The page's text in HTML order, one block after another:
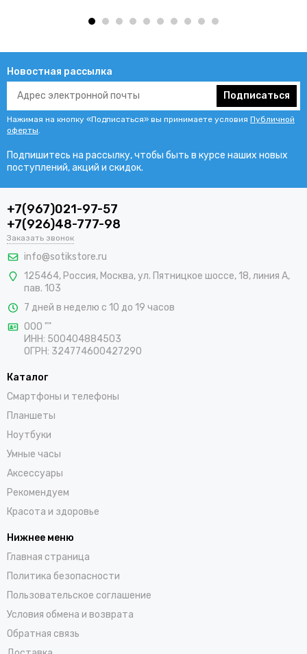
Новостная рассылка
Подписаться
Нажимая на кнопку «Подписаться» вы принимаете условия Публичной
оферты.
Подпишитесь на рассылку, чтобы быть в курсе наших новых
поступлений, акций и скидок.
+7(967)021-97-57
+7(926)48-777-98
Заказать звонок
info@sotikstore.ru
125464, Россия, Москва,ул. Пятницкое шоссе, 18, линия А,
пав. 103
7 дней в неделю с 10 до 19 часов
ООО ""
ИНН: 500404884503
ОГРН: 324774600427290
Каталог
Смартфоны и телефоны
Планшеты
Ноутбуки
Умные часы
Аксессуары
Рекомендуем
Красота и здоровье
Нижнее меню
Главная страница
Политика безопасности
Пользовательское соглашение
Условия обмена и возврата
Обратная связь